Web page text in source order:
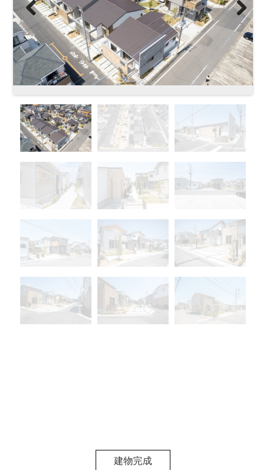
Previous Next
建物完成